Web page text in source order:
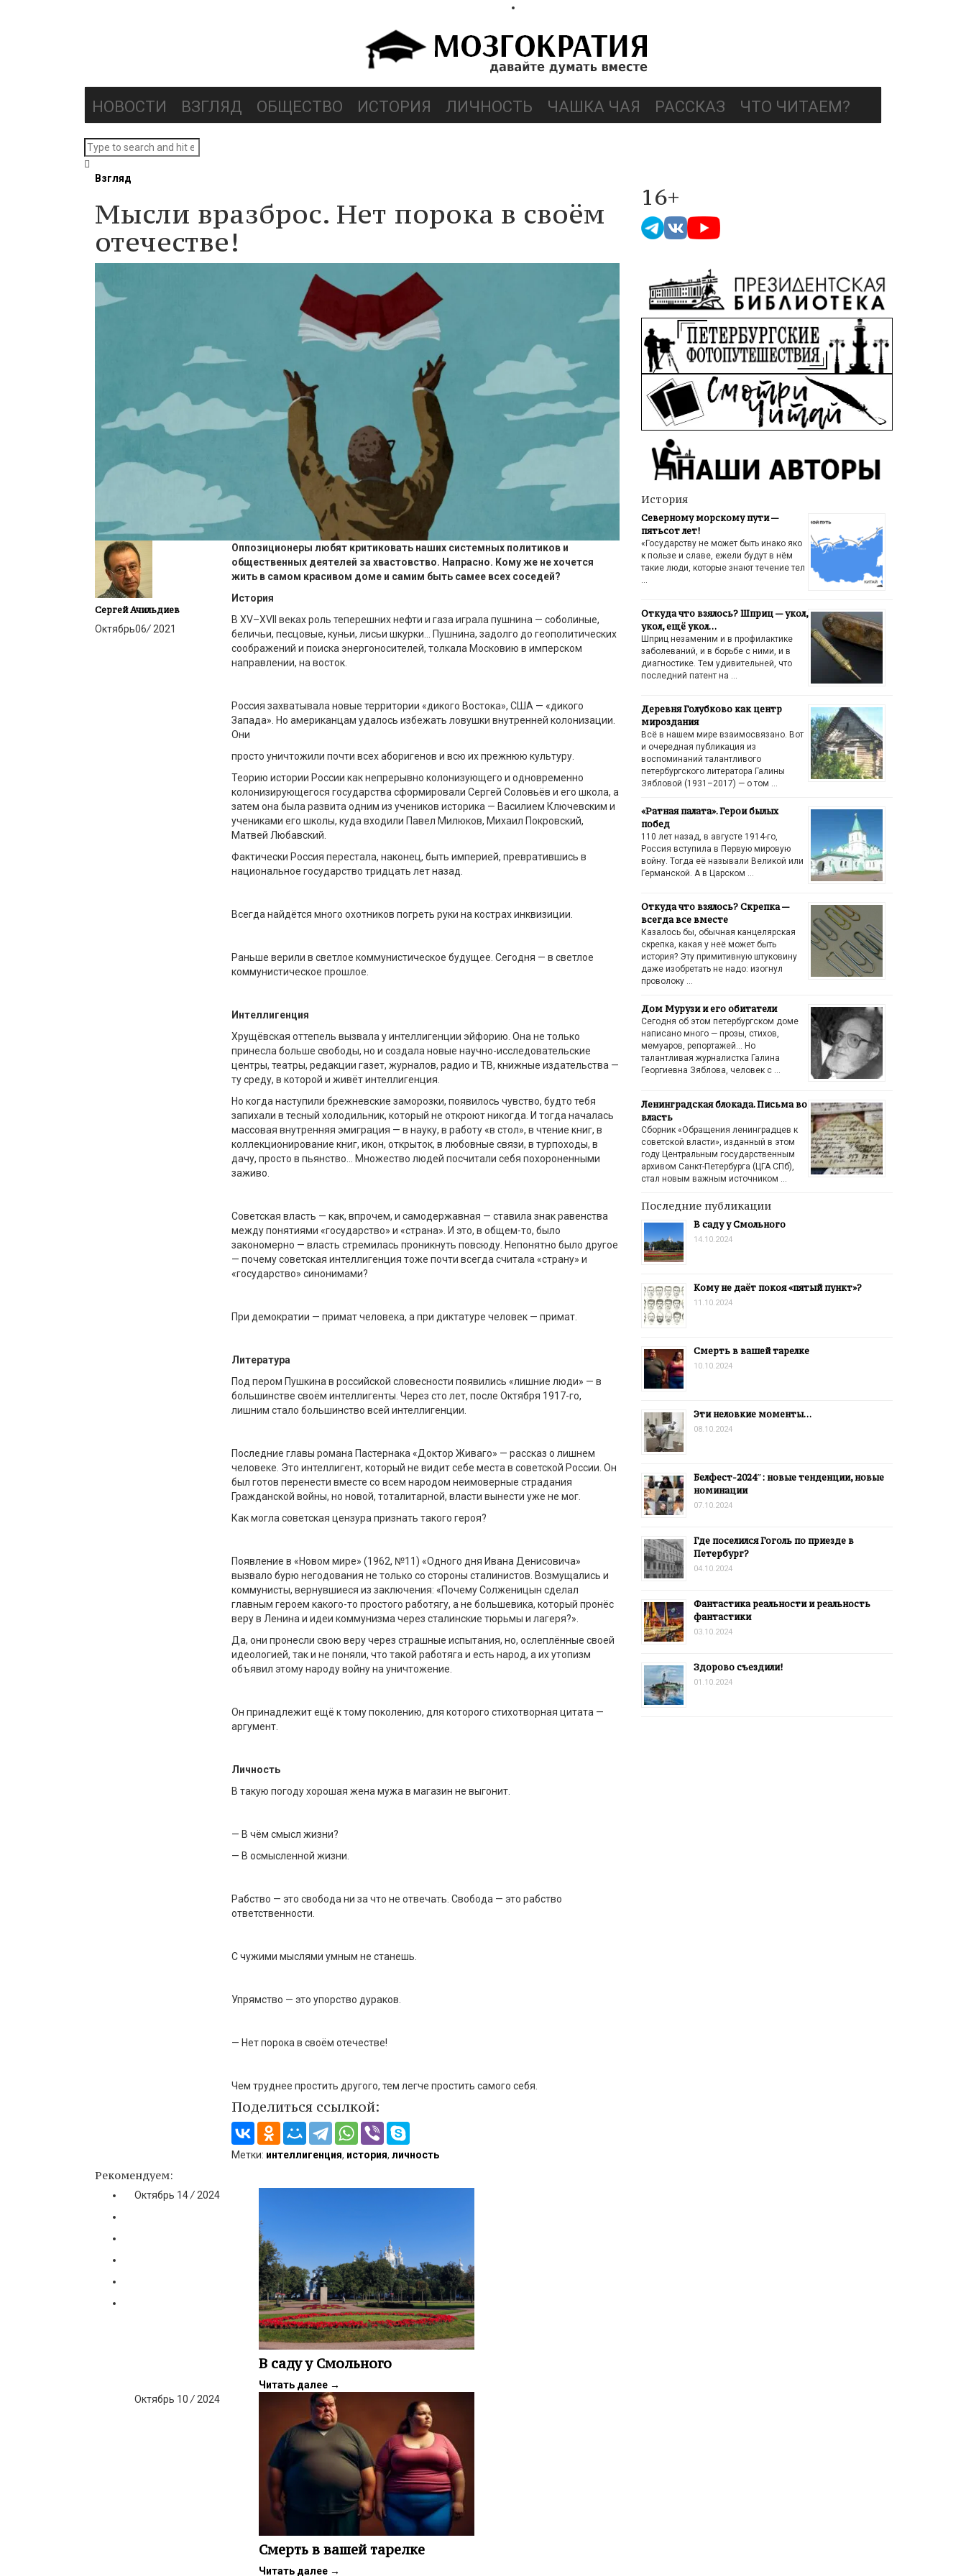
НОВОСТИ ВЗГЛЯД ОБЩЕСТВО ИСТОРИЯ ЛИЧНОСТЬ ЧАШКА ЧАЯ РАССКАЗ ЧТО ЧИТАЕМ?
Взгляд
Мысли вразброс. Нет порока в своём
отечестве!
Сергей Ачильдиев
Октябрь06/ 2021
Оппозиционеры любят критиковать наших системных политиков и
общественных деятелей за хвастовство. Напрасно. Кому же не хочется
жить в самом красивом доме и самим быть самее всех соседей?
История
В XV–XVII веках роль теперешних нефти и газа играла пушнина — соболиные,
беличьи, песцовые, куньи, лисьи шкурки… Пушнина, задолго до геополитических
соображений и поиска энергоносителей, толкала Московию в имперском
направлении, на восток.
Россия захватывала новые территории «дикого Востока», США — «дикого
Запада». Но американцам удалось избежать ловушки внутренней колонизации.
Они
просто уничтожили почти всех аборигенов и всю их прежнюю культуру.
Теорию истории России как непрерывно колонизующего и одновременно
колонизирующегося государства сформировали Сергей Соловьёв и его школа, а
затем она была развита одним из учеников историка — Василием Ключевским и
учениками его школы, куда входили Павел Милюков, Михаил Покровский,
Матвей Любавский.
Фактически Россия перестала, наконец, быть империей, превратившись в
национальное государство тридцать лет назад.
Всегда найдётся много охотников погреть руки на кострах инквизиции.
Раньше верили в светлое коммунистическое будущее. Сегодня — в светлое
коммунистическое прошлое.
Интеллигенция
Хрущёвская оттепель вызвала у интеллигенции эйфорию. Она не только
принесла больше свободы, но и создала новые научно-исследовательские
центры, театры, редакции газет, журналов, радио и ТВ, книжные издательства —
ту среду, в которой и живёт интеллигенция.
Но когда наступили брежневские заморозки, появилось чувство, будто тебя
запихали в тесный холодильник, который не откроют никогда. И тогда началась
массовая внутренняя эмиграция — в науку, в работу «в стол», в чтение книг, в
коллекционирование книг, икон, открыток, в любовные связи, в турпоходы, в
дачу, просто в пьянство… Множество людей посчитали себя похороненными
заживо.
Советская власть — как, впрочем, и самодержавная — ставила знак равенства
между понятиями «государство» и «страна». И это, в общем-то, было
закономерно — власть стремилась проникнуть повсюду. Непонятно было другое
— почему советская интеллигенция тоже почти всегда считала «страну» и
«государство» синонимами?
При демократии — примат человека, а при диктатуре человек — примат.
Литература
Под пером Пушкина в российской словесности появились «лишние люди» — в
большинстве своём интеллигенты. Через сто лет, после Октября 1917-го,
лишним стало большинство всей интеллигенции.
Последние главы романа Пастернака «Доктор Живаго» — рассказ о лишнем
человеке. Это интеллигент, который не видит себе места в советской России. Он
был готов перенести вместе со всем народом неимоверные страдания
Гражданской войны, но новой, тоталитарной, власти вынести уже не мог.
Как могла советская цензура признать такого героя?
Появление в «Новом мире» (1962, №11) «Одного дня Ивана Денисовича»
вызвало бурю негодования не только со стороны сталинистов. Возмущались и
коммунисты, вернувшиеся из заключения: «Почему Солженицын сделал
главным героем какого-то простого работягу, а не большевика, который пронёс
веру в Ленина и идеи коммунизма через сталинские тюрьмы и лагеря?».
Да, они пронесли свою веру через страшные испытания, но, ослеплённые своей
идеологией, так и не поняли, что такой работяга и есть народ, а их утопизм
объявил этому народу войну на уничтожение.
Он принадлежит ещё к тому поколению, для которого стихотворная цитата —
аргумент.
Личность
В такую погоду хорошая жена мужа в магазин не выгонит.
— В чём смысл жизни?
— В осмысленной жизни.
Рабство — это свобода ни за что не отвечать. Свобода — это рабство
ответственности.
С чужими мыслями умным не станешь.
Упрямство — это упорство дураков.
— Нет порока в своём отечестве!
Чем труднее простить другого, тем легче простить самого себя.
Поделиться ссылкой:
Метки: интеллигенция, история, личность
Рекомендуем:
Октябрь 14/ 2024
В саду у Смольного
Читать далее →
Октябрь 10 / 2024
Смерть в вашей тарелке
Читать далее →
16+
История
Северному морскому пути —
пятьсот лет!
«Государству не может быть инако яко
к пользе и славе, ежели будут в нём
такие люди, которые знают течение тел
Откуда что взялось? Шприц — укол,
укол, ещё укол…
Шприц незаменим и в профилактике
заболеваний, и в борьбе с ними, и в
диагностике. Тем удивительней, что
последний патент на …
Деревня Голубково как центр
мироздания
Всё в нашем мире взаимосвязано. Вот
и очередная публикация из
воспоминаний талантливого
петербургского литератора Галины
Зябловой (1931–2017) — о том …
«Ратная палата». Герои былых
побед
110 лет назад, в августе 1914-го,
Россия вступила в Первую мировую
войну. Тогда её называли Великой или
Германской. А в Царском …
Откуда что взялось? Скрепка —
всегда все вместе
Казалось бы, обычная канцелярская
скрепка, какая у неё может быть
история? Эту примитивную штуковину
даже изобретать не надо: изогнул
проволоку …
Дом Мурузи и его обитатели
Сегодня об этом петербургском доме
написано много — прозы, стихов,
мемуаров, репортажей… Но
талантливая журналистка Галина
Георгиевна Зяблова, человек с …
Ленинградская блокада. Письма во
власть
Сборник «Обращения ленинградцев к
советской власти», изданный в этом
году Центральным государственным
архивом Санкт-Петербурга (ЦГА СПб),
стал новым важным источником …
Последние публикации
В саду у Смольного
14.10.2024
Кому не даёт покоя «пятый пункт»?
11.10.2024
Смерть в вашей тарелке
10.10.2024
Эти неловкие моменты…
08.10.2024
Белфест-2024″: новые тенденции, новые
номинации
07.10.2024
Где поселился Гоголь по приезде в
Петербург?
04.10.2024
Фантастика реальности и реальность
фантастики
03.10.2024
Здорово съездили!
01.10.2024